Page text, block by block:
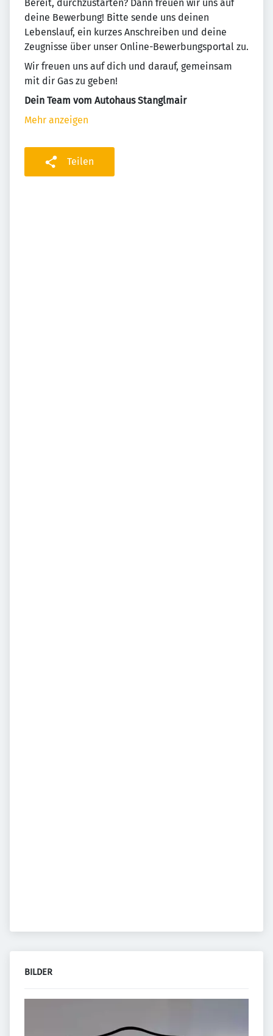
Bereit, durchzustarten? Dann freuen wir uns auf
deine Bewerbung! Bitte sende uns deinen
Lebenslauf, ein kurzes Anschreiben und deine
Zeugnisse über unser Online-Bewerbungsportal zu.
Wir freuen uns auf dich und darauf, gemeinsam
mit dir Gas zu geben!
Dein Team vom Autohaus Stanglmair
Mehr anzeigen
Teilen
BILDER